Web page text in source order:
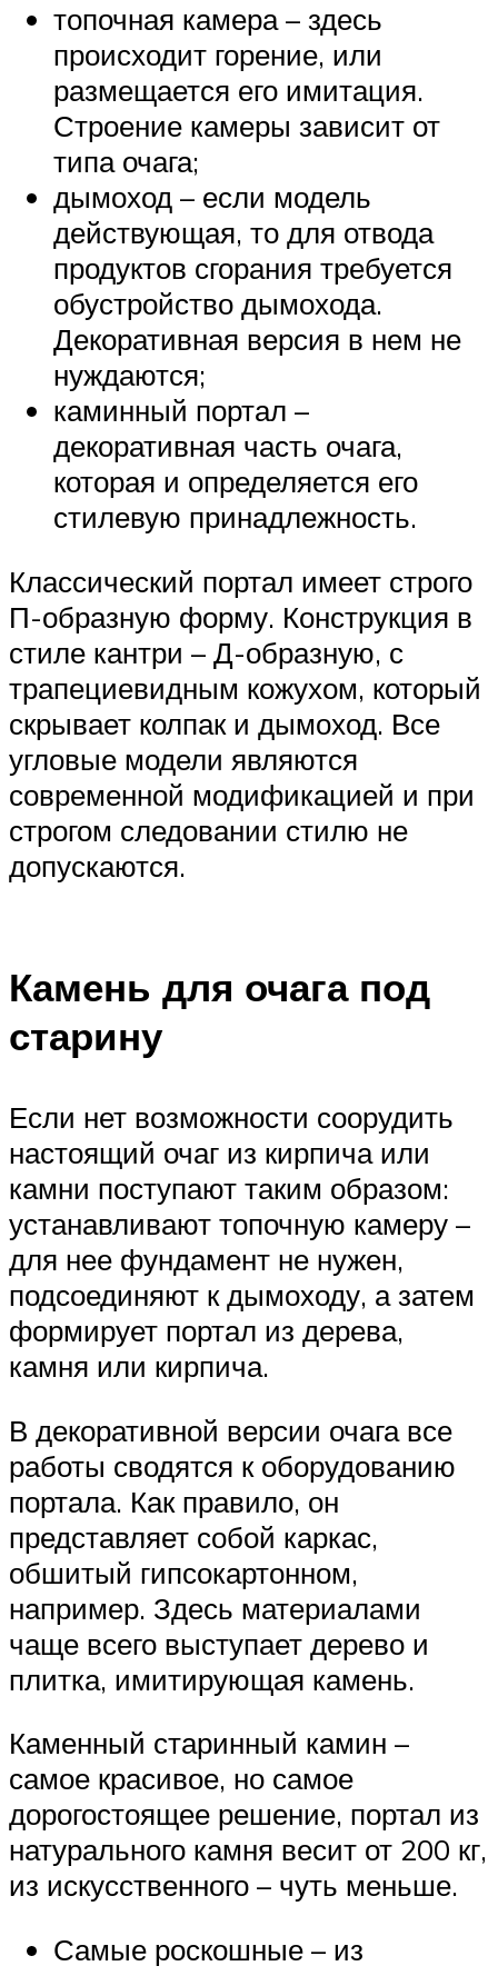
топочная камера – здесь
происходит горение, или
размещается его имитация.
Строение камеры зависит от
типа очага;
дымоход – если модель
действующая, то для отвода
продуктов сгорания требуется
обустройство дымохода.
Декоративная версия в нем не
нуждаются;
каминный портал –
декоративная часть очага,
которая и определяется его
стилевую принадлежность.
Классический портал имеет строго
П-образную форму. Конструкция в
стиле кантри – Д-образную, с
трапециевидным кожухом, который
скрывает колпак и дымоход. Все
угловые модели являются
современной модификацией и при
строгом следовании стилю не
допускаются.
Камень для очага под
старину
Если нет возможности соорудить
настоящий очаг из кирпича или
камни поступают таким образом:
устанавливают топочную камеру –
для нее фундамент не нужен,
подсоединяют к дымоходу, а затем
формирует портал из дерева,
камня или кирпича.
В декоративной версии очага все
работы сводятся к оборудованию
портала. Как правило, он
представляет собой каркас,
обшитый гипсокартонном,
например. Здесь материалами
чаще всего выступает дерево и
плитка, имитирующая камень.
Каменный старинный камин –
самое красивое, но самое
дорогостоящее решение, портал из
натурального камня весит от 200 кг,
из искусственного – чуть меньше.
Самые роскошные – из